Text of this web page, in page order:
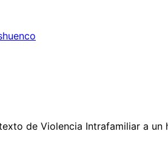
de Violencia Intrafamiliar a